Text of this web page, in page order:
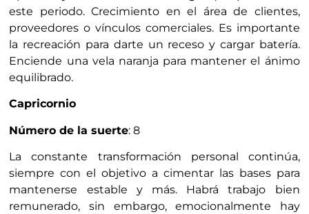
este periodo. Crecimiento en el área de clientes,
proveedores o vínculos comerciales. Es importante
la recreación para darte un receso y cargar batería.
Enciende una vela naranja para mantener el ánimo
equilibrado.
Capricornio
Número de la suerte: 8
La constante transformación personal continúa,
siempre con el objetivo a cimentar las bases para
mantenerse estable y más. Habrá trabajo bien
remunerado, sin embargo, emocionalmente hay